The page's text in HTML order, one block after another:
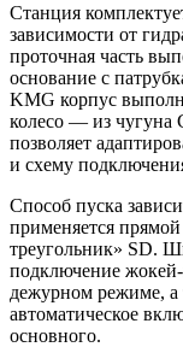
Станция
зависимости от
проточная часть
основание с
KMG корпус
колесо — из чугуна
позволяет
и схему
Способ пуска
применяется
треугольник» SD.
подключение
дежурном режиме, а
автоматическое
основного.